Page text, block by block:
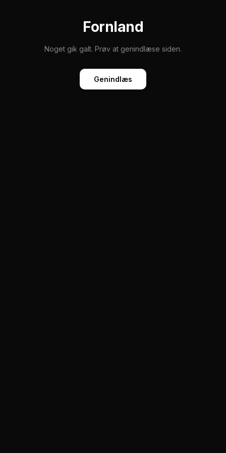
Fornland
Noget gik galt. Prøv at genindlæse siden.
Genindlæs